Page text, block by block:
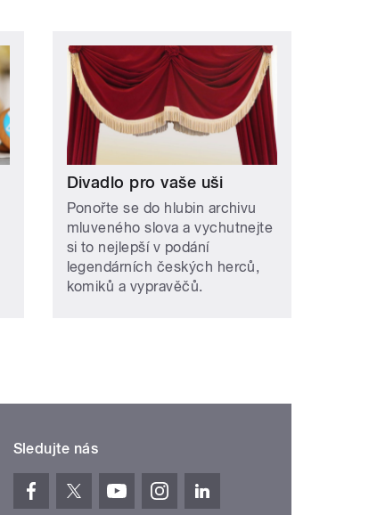
Divadlo pro vaše uši
Ponořte se do hlubin archivu
mluveného slova a vychutnejte
si to nejlepší v podání
legendárních českých herců,
komiků a vypravěčů.
Sledujte nás